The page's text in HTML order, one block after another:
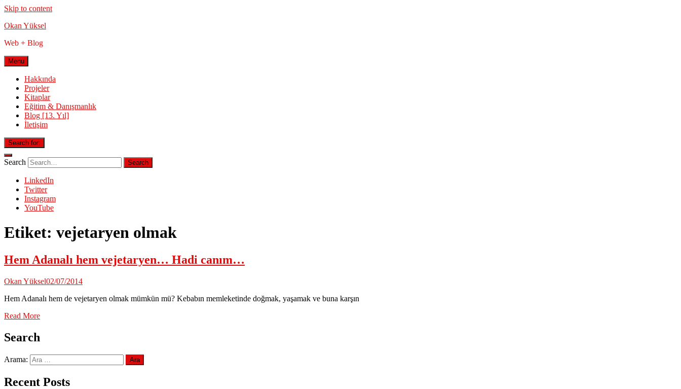
Skip to content
Okan Yüksel
Web + Blog
Menu
Hakkında
Projeler
Kitaplar
Eğitim & Danışmanlık
Blog [13. Yıl]
İletişim
Search for:
Search
LinkedIn
Twitter
Instagram
YouTube
Etiket: vejetaryen olmak
Hem Adanalı hem vejetaryen… Hadi canım…
Okan Yüksel02/07/2014
Hem Adanalı hem de vejetaryen olmak mümkün mü? Kebabın memleketinde doğmak, yaşamak ve buna karşın
Read More
Search
Arama:
Recent Posts